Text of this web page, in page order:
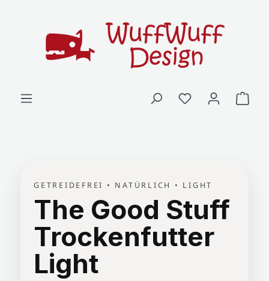
GETREIDEFREI • NATÜRLICH • LIGHT
The Good Stuff
Trockenfutter
Light